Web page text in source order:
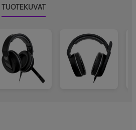
TUOTEKUVAT